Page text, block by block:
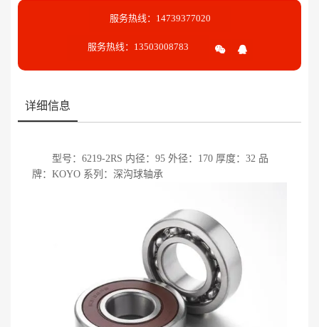
服务热线：14739377020
服务热线：13503008783
详细信息
型号：6219-2RS 内径：95 外径：170 厚度：32 品
牌：KOYO 系列：深沟球轴承